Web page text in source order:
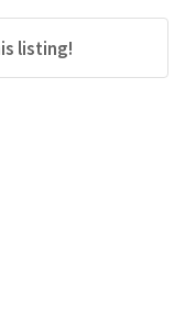
listing!